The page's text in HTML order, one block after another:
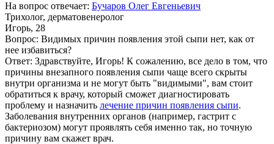
На вопрос отвечает: Бучаров Олег Евгеньевич
Трихолог, дерматовенеролог
Игорь, 28
Вопрос: Видимых причин появления этой сыпи нет, как от
нее избавиться?
Ответ: Здравствуйте, Игорь! К сожалению, все дело в том, что
причины внезапного появления сыпи чаще всего скрыты
внутри организма и не могут быть "видимыми", вам стоит
обратиться к врачу, который сможет диагностировать
проблему и назначить лечение причин появления сыпи.
Заболевания внутренних органов (например, гастрит с
бактериозом) могут проявлять себя именно так, но точную
причину вам скажет врач.